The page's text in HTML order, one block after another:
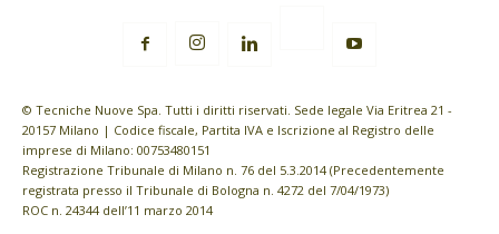
© Tecniche Nuove Spa. Tutti i diritti riservati. Sede legale Via Eritrea 21 -
20157 Milano | Codice fiscale, Partita IVA e Iscrizione al Registro delle
imprese di Milano: 00753480151
Registrazione Tribunale di Milano n. 76 del 5.3.2014 (Precedentemente
registrata presso il Tribunale di Bologna n. 4272 del 7/04/1973)
ROC n. 24344 dell’11 marzo 2014